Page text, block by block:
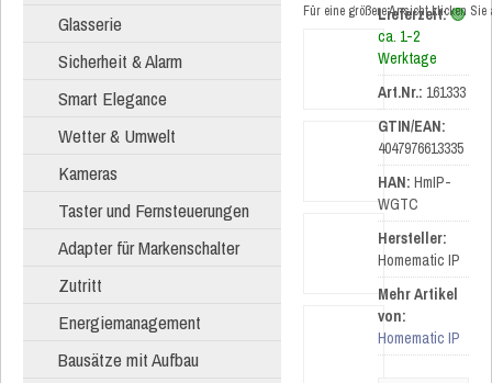
Glasserie
Sicherheit & Alarm
Smart Elegance
Wetter & Umwelt
Kameras
Taster und Fernsteuerungen
Adapter für Markenschalter
Zutritt
Energiemanagement
Bausätze mit Aufbau
Für eine größere Ansicht klicken
Lieferzeit:🟢
ca. 1-2
Werktage
Art.Nr.: 161333
GTIN/EAN:
4047976613335
HAN: HmIP-
WGTC
Hersteller:
Homematic IP
Mehr Artikel
von:
Homematic IP